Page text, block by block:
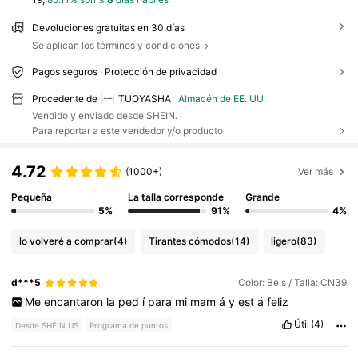
Devoluciones gratuitas en 30 días
Se aplican los términos y condiciones
Pagos seguros · Protección de privacidad
Procedente de TUOYASHA
Almacén de EE. UU.
Vendido y enviado desde SHEIN.
Para reportar a este vendedor y/o producto
4.72 (1000+) Ver más
Pequeña
5%
La talla corresponde
91%
Grande
4%
lo volveré a comprar(4) Tirantes cómodos(14) ligero(83)
d***5 Color: Beis / Talla: CN39
Me encantaron la ped í para mi mam á y est á feliz
Desde SHEIN US Programa de puntos Útil (4)